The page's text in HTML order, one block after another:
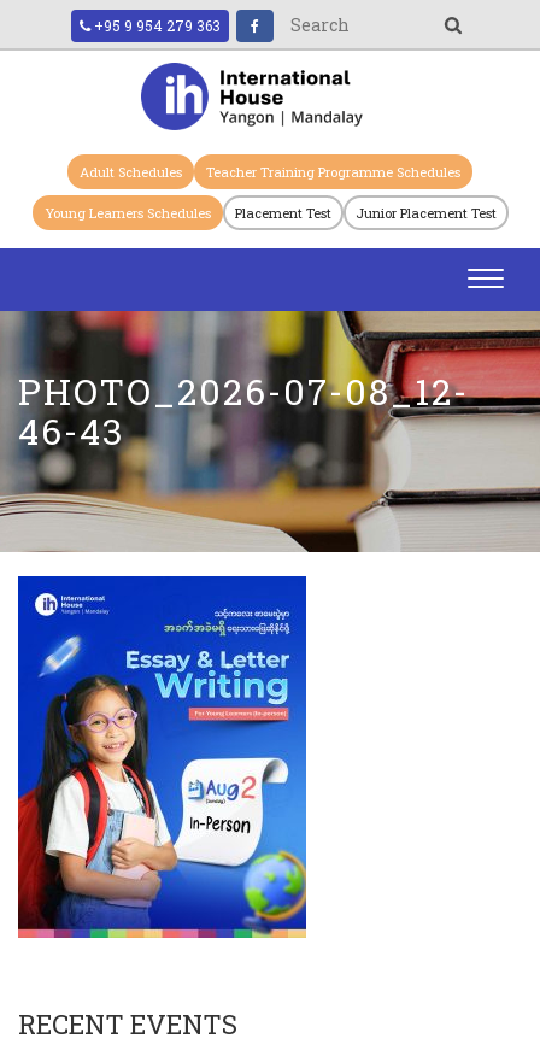
+95 9 954 279 363
Adult Schedules Teacher Training Programme Schedules
Young Learners Schedules Placement Test Junior Placement Test
Toggle
PHOTO_2026-07-08_12-
46-43
RECENT EVENTS